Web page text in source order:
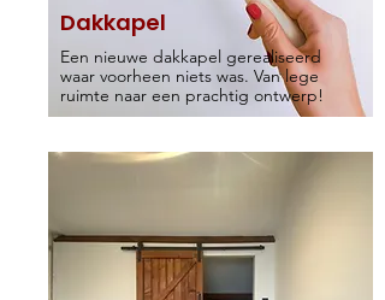
Dakkapel
Een nieuwe dakkapel gerealiseerd
waar voorheen niets was. Van lege
ruimte naar een prachtig ontwerp!